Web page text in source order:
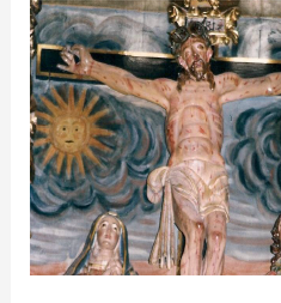
Hoja
parroquial
nº
78